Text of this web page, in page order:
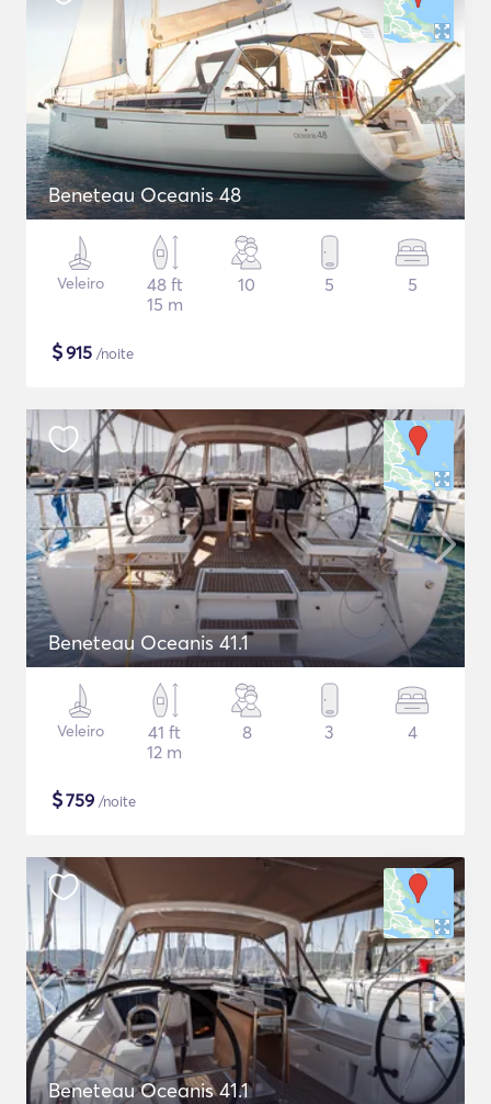
Beneteau Oceanis 48
Veleiro
48 ft
15 m
10 5 5
$915 /noite
Beneteau Oceanis 41.1
Veleiro
41 ft
12 m
8 3 4
$759 /noite
Beneteau Oceanis 41.1